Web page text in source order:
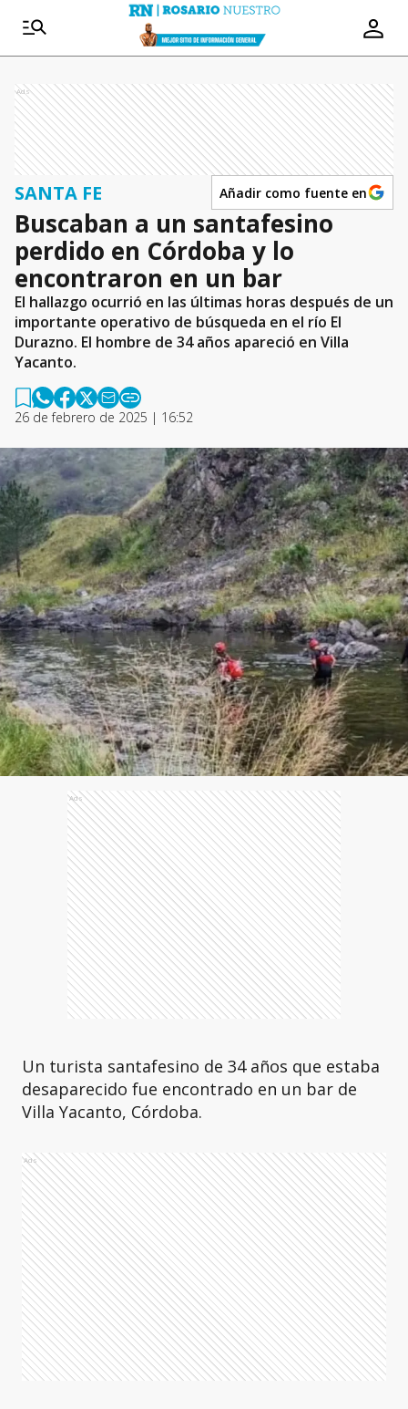
Ads
SANTA FE Añadir como fuente en
Buscaban a un santafesino
perdido en Córdoba y lo
encontraron en un bar
El hallazgo ocurrió en las últimas horas después de un
importante operativo de búsqueda en el río El
Durazno. El hombre de 34 años apareció en Villa
Yacanto.
26 de febrero de 2025 | 16:52
Ads
Un turista santafesino de 34 años que estaba
desaparecido fue encontrado en un bar de
Villa Yacanto, Córdoba.
Ads